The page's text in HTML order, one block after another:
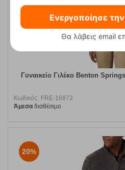
Γυναικείο Γιλέκο Benton
Κωδικός: FRE-16872
Άμεσα διαθέσιμο
20%
Ενεργοποίησε
Θα λάβεις email